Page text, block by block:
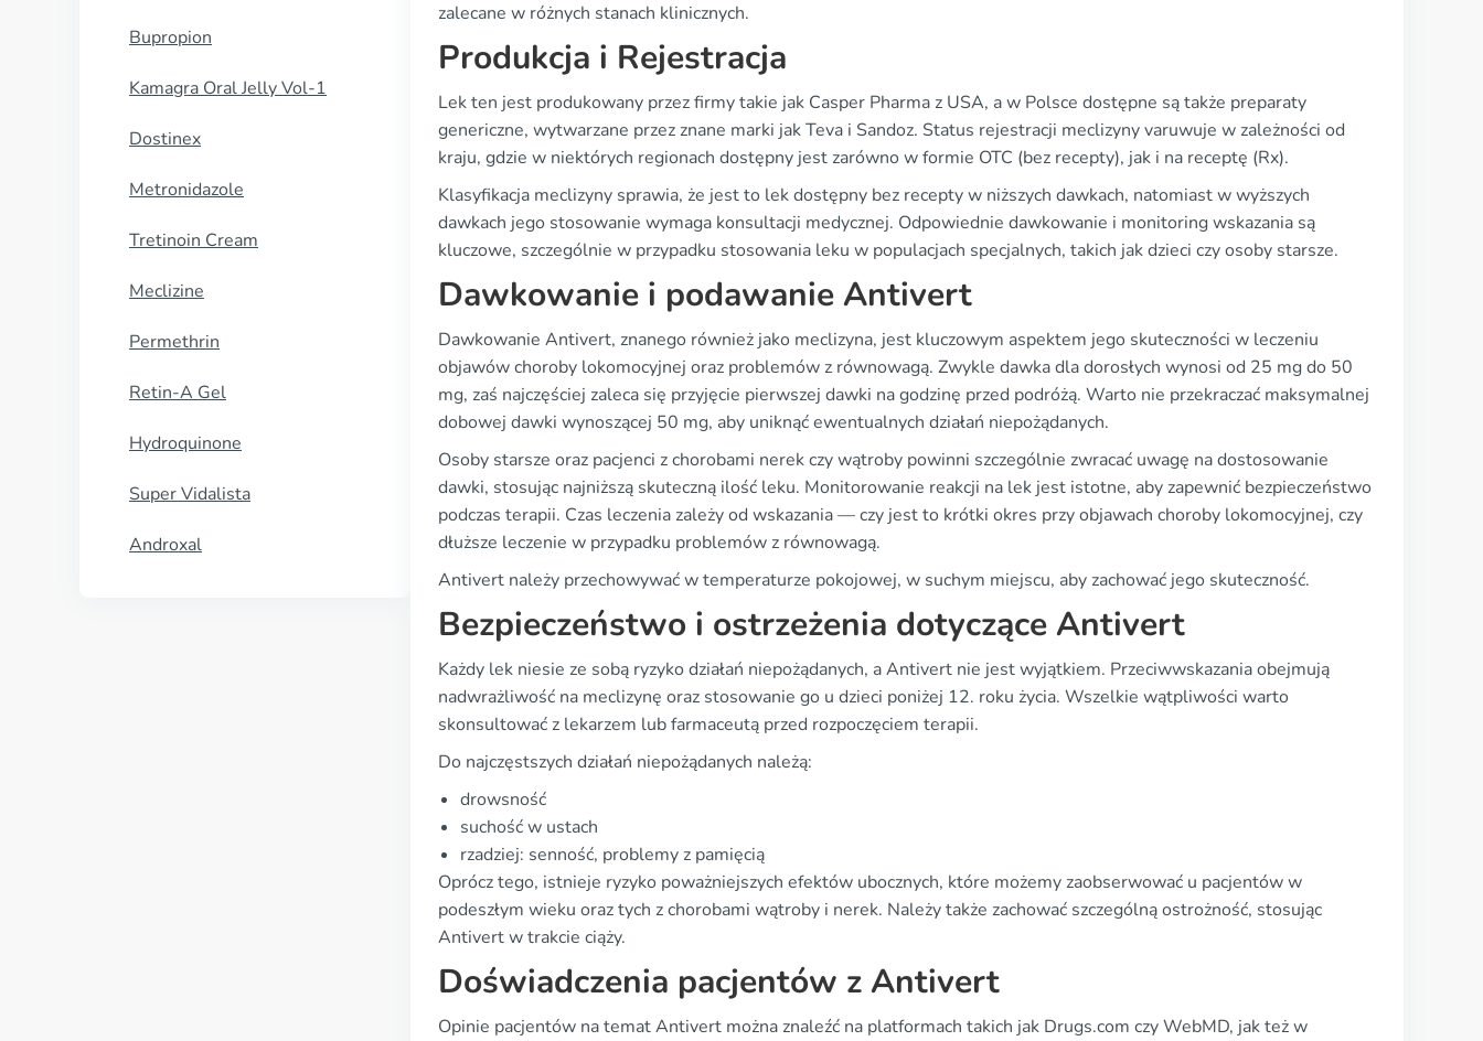
Bupropion
Kamagra Oral Jelly Vol-1
Dostinex
Metronidazole
Tretinoin Cream
Meclizine
Permethrin
Retin-A Gel
Hydroquinone
Super Vidalista
Androxal
zalecane w różnych stanach klinicznych.
Produkcja i Rejestracja
Lek ten jest produkowany przez firmy takie jak Casper Pharma z USA, a w Polsce dostępne są także preparaty
genericzne, wytwarzane przez znane marki jak Teva i Sandoz. Status rejestracji meclizyny varuwuje w zależności od
kraju, gdzie w niektórych regionach dostępny jest zarówno w formie OTC (bez recepty), jak i na receptę (Rx).
Klasyfikacja meclizyny sprawia, że jest to lek dostępny bez recepty w niższych dawkach, natomiast w wyższych
dawkach jego stosowanie wymaga konsultacji medycznej. Odpowiednie dawkowanie i monitoring wskazania są
kluczowe, szczególnie w przypadku stosowania leku w populacjach specjalnych, takich jak dzieci czy osoby starsze.
Dawkowanie i podawanie Antivert
Dawkowanie Antivert, znanego również jako meclizyna, jest kluczowym aspektem jego skuteczności w leczeniu
objawów choroby lokomocyjnej oraz problemów z równowagą. Zwykle dawka dla dorosłych wynosi od 25 mg do 50
mg, zaś najczęściej zaleca się przyjęcie pierwszej dawki na godzinę przed podróżą. Warto nie przekraczać maksymalnej
dobowej dawki wynoszącej 50 mg, aby uniknąć ewentualnych działań niepożądanych.
Osoby starsze oraz pacjenci z chorobami nerek czy wątroby powinni szczególnie zwracać uwagę na dostosowanie
dawki, stosując najniższą skuteczną ilość leku. Monitorowanie reakcji na lek jest istotne, aby zapewnić bezpieczeństwo
podczas terapii. Czas leczenia zależy od wskazania — czy jest to krótki okres przy objawach choroby lokomocyjnej, czy
dłuższe leczenie w przypadku problemów z równowagą.
Antivert należy przechowywać w temperaturze pokojowej, w suchym miejscu, aby zachować jego skuteczność.
Bezpieczeństwo i ostrzeżenia dotyczące Antivert
Każdy lek niesie ze sobą ryzyko działań niepożądanych, a Antivert nie jest wyjątkiem. Przeciwwskazania obejmują
nadwrażliwość na meclizynę oraz stosowanie go u dzieci poniżej 12. roku życia. Wszelkie wątpliwości warto
skonsultować z lekarzem lub farmaceutą przed rozpoczęciem terapii.
Do najczęstszych działań niepożądanych należą:
drowsność
suchość w ustach
rzadziej: senność, problemy z pamięcią
Oprócz tego, istnieje ryzyko poważniejszych efektów ubocznych, które możemy zaobserwować u pacjentów w
podeszłym wieku oraz tych z chorobami wątroby i nerek. Należy także zachować szczególną ostrożność, stosując
Antivert w trakcie ciąży.
Doświadczenia pacjentów z Antivert
Opinie pacjentów na temat Antivert można znaleźć na platformach takich jak Drugs.com czy WebMD, jak też w